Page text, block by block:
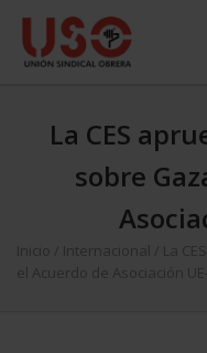
La CES
sobre
Inicio Internacional
La
el Acuerdo de Asociación UE-